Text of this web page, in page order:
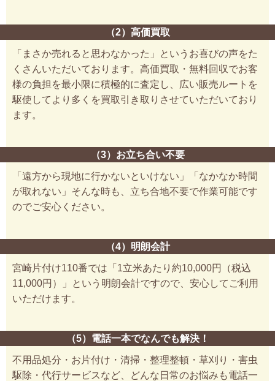
（2）高価買取
「まさか売れると思わなかった」というお喜びの声をた
くさんいただいております。高価買取・無料回収でお客
様の負担を最小限に積極的に査定し、広い販売ルートを
駆使してより多くを買取引き取りさせていただいており
ます。
（3）お立ち合い不要
「遠方から現地に行かないといけない」「なかなか時間
が取れない」そんな時も、立ち合地不要で作業可能です
のでご安心ください。
（4）明朗会計
宮崎片付け110番では「1立米あたり約10,000円（税込
11,000円）」という明朗会計ですので、安心してご利用
いただけます。
（5）電話一本でなんでも解決！
不用品処分・お片付け・清掃・整理整頓・草刈り・害虫
駆除・代行サービスなど、どんな日常のお悩みも電話一